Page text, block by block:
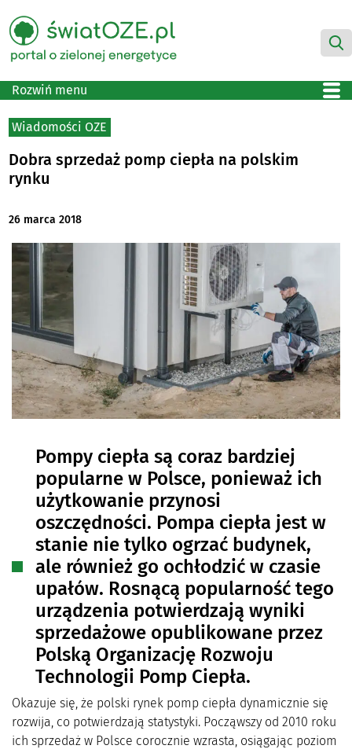
Rozwiń menu
Wiadomości OZE
Dobra sprzedaż pomp ciepła na polskim
rynku
26 marca 2018
Pompy ciepła są coraz bardziej
popularne w Polsce, ponieważ ich
użytkowanie przynosi
oszczędności. Pompa ciepła jest w
stanie nie tylko ogrzać budynek,
ale również go ochłodzić w czasie
upałów. Rosnącą popularność tego
urządzenia potwierdzają wyniki
sprzedażowe opublikowane przez
Polską Organizację Rozwoju
Technologii Pomp Ciepła.
Okazuje się, że polski rynek pomp ciepła dynamicznie się
rozwija, co potwierdzają statystyki. Począwszy od 2010 roku
ich sprzedaż w Polsce corocznie wzrasta, osiągając poziom